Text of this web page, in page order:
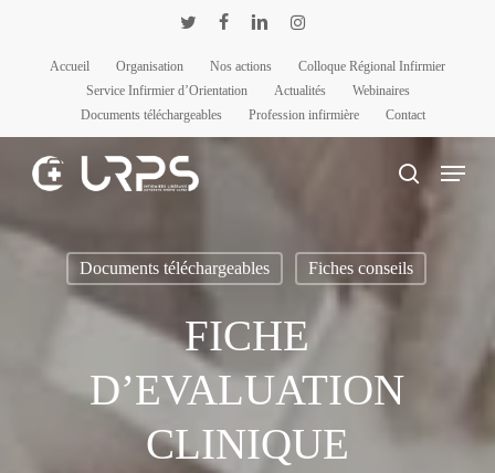
Accueil
Organisation Nos actions
Colloque Régional Infirmier
Service Infirmier d’Orientation
Actualités
Webinaires
Documents téléchargeables
Profession infirmière Contact
rechercher
Menu
Documents téléchargeables Fiches conseils
FICHE
D’EVALUATION
CLINIQUE
Panneau de gestion des cookies